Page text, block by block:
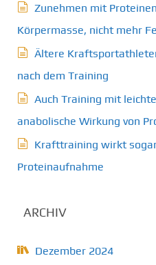
Zunehmen mit
Körpermasse, nicht mehr
Ältere
nach dem Training
Auch Training mit
anabolische Wirkung von
Krafttraining wirkt
Proteinaufnahme
ARCHIV
Dezember 2024